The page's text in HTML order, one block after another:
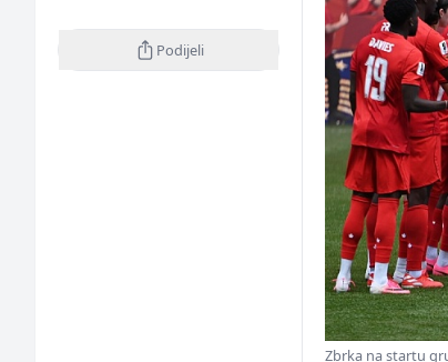
Podijeli
Zbrka na startu